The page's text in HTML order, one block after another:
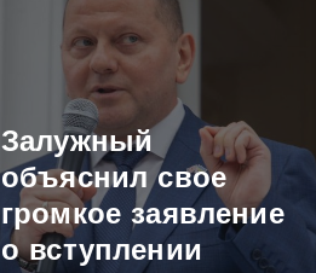
Залужный
объяснил свое
громкое заявление
о вступлении